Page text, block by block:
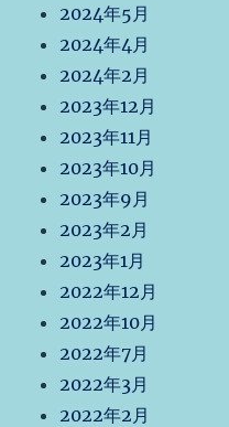
2024年5月
2024年4月
2024年2月
2023年12月
2023年11月
2023年10月
2023年9月
2023年2月
2023年1月
2022年12月
2022年10月
2022年7月
2022年3月
2022年2月